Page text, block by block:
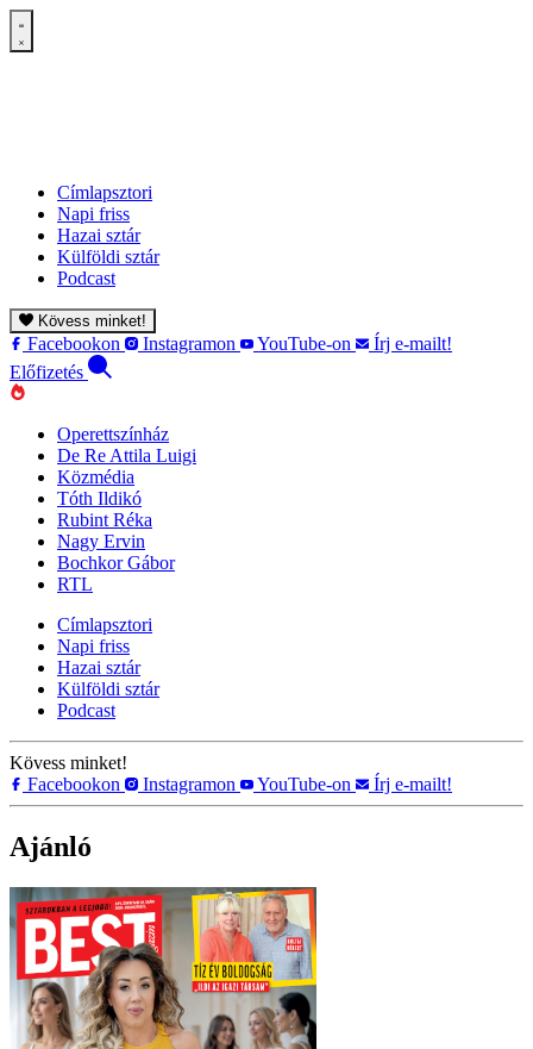
Címlapsztori
Napi friss
Hazai sztár
Külföldi sztár
Podcast
Kövess minket!
Facebookon Instagramon YouTube-on
Írj e-mailt!
Előfizetés
Operettszínház
De Re Attila Luigi
Közmédia
Tóth Ildikó
Rubint Réka
Nagy Ervin
Bochkor Gábor
RTL
Címlapsztori
Napi friss
Hazai sztár
Külföldi sztár
Podcast
Kövess minket!
Facebookon
Instagramon YouTube-on Írj e-mailt!
Ajánló